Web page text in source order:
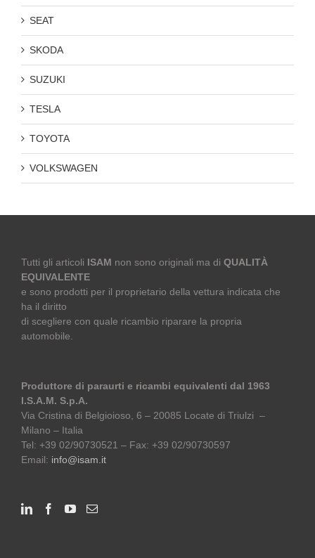
SEAT
SKODA
SUZUKI
TESLA
TOYOTA
VOLKSWAGEN
Tutti gli articoli ISAM non sono originali ma di QUALITÀ
EQUIVALENTE
e sono prodotti per il proprietario della vettura indicata che
ha il diritto
di scegliere con quale ricambio riparare la propria
automobile.
Produttore di paraurti e ricambi equivalenti dal 1963
I.S.A.M. S.p.A.
Via Cristina di Belgioioso, 6 – 20085 Locate di Triulzi –
Milano – Italia
Tel: +39 02/90730521 – Fax: +39 02/90730597
Email: info@isam.it